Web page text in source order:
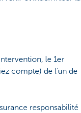
le 1er
compte) de l’un de
responsabilité